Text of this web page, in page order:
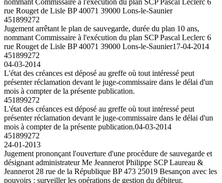
rue Rouget de Lisle BP 40071 39000 Lons-le-Saunier
451899272
Jugement arrêtant le plan de sauvegarde, durée du plan 10 ans,
nommant Commissaire à l'exécution du plan SCP Pascal Leclerc 6
rue Rouget de Lisle BP 40071 39000 Lons-le-Saunier17-04-2014
451899272
04-03-2014
L'état des créances est déposé au greffe où tout intéressé peut
présenter réclamation devant le juge-commissaire dans le délai d'un
mois à compter de la présente publication.
451899272
L'état des créances est déposé au greffe où tout intéressé peut
présenter réclamation devant le juge-commissaire dans le délai d'un
mois à compter de la présente publication.04-03-2014
451899272
24-01-2013
Jugement prononçant l'ouverture d'une procédure de sauvegarde et
désignant administrateur Me Jeannerot Philippe SCP Laureau &
Jeannerot 28 rue de la République BP 473 25019 Besançon avec les
pouvoirs : surveiller les opérations de gestion du débiteur,